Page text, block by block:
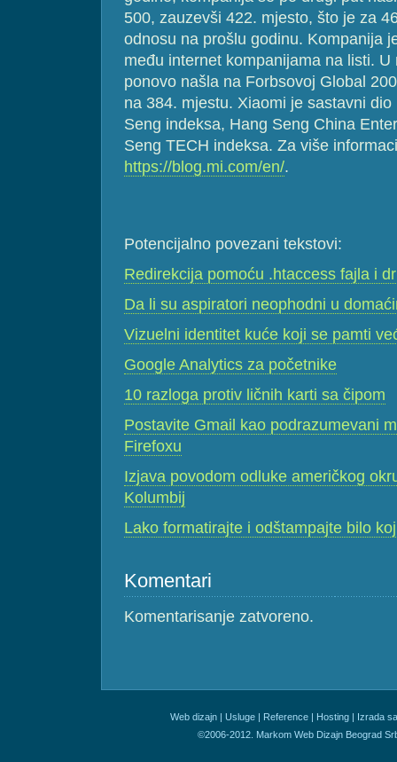
500, zauzevši 422. mjesto, što je za
odnosu na prošlu godinu. Kompanija
među internet kompanijama na listi.
ponovo našla na Forbsovoj Global
na 384. mjestu. Xiaomi je sastavni
Seng indeksa, Hang Seng China
Seng TECH indeksa. Za više
https://blog.mi.com/en/.
Potencijalno povezani tekstovi:
Redirekcija pomoću .htaccess fajla i
Da li su aspiratori neophodni u
Vizuelni identitet kuće koji se pamti
Google Analytics za početnike
10 razloga protiv ličnih karti sa čipom
Postavite Gmail kao podrazumevani
Firefoxu
Izjava povodom odluke američkog
Kolumbij
Lako formatirajte i odštampajte bilo
Komentari
Komentarisanje zatvoreno.
Web dizajn| Usluge| Reference| Hosting|
Izrada
©2006-2012. Markom Web Dizajn Beograd